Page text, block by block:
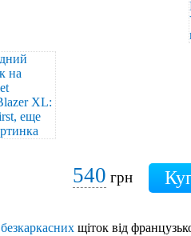
540 грн
безкаркасних щіток від